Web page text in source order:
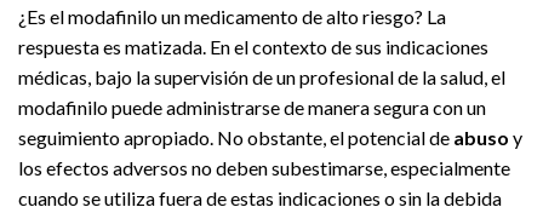
¿Es el modafinilo un medicamento de alto riesgo? La
respuesta es matizada. En el contexto de sus indicaciones
médicas, bajo la supervisión de un profesional de la salud, el
modafinilo puede administrarse de manera segura con un
seguimiento apropiado. No obstante, el potencial de abuso y
los efectos adversos no deben subestimarse, especialmente
cuando se utiliza fuera de estas indicaciones o sin la debida